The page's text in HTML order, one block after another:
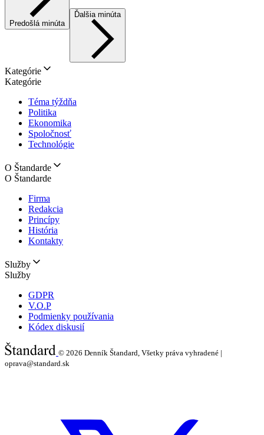
Predošlá minúta
Ďalšia minúta
Kategórie
Kategórie
Téma týždňa
Politika
Ekonomika
Spoločnosť
Technológie
O Štandarde
O Štandarde
Firma
Redakcia
Princípy
História
Kontakty
Služby
Služby
GDPR
V.O.P
Podmienky používania
Kódex diskusií
© 2026 Denník Štandard, Všetky práva vyhradené |
oprava@standard.sk